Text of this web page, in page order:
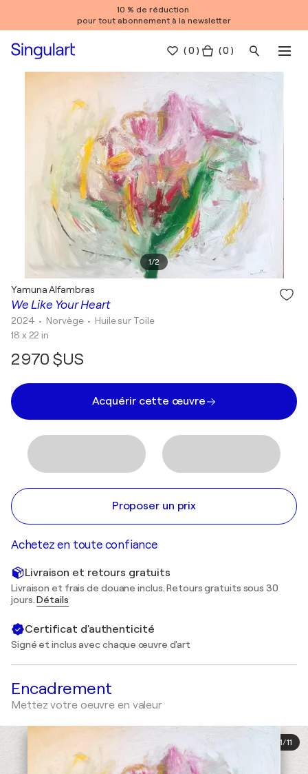
10 % de réduction
pour tout abonnement à la newsletter
(0 ) ( 0 )
1/2
We Like Your Heart
Yamuna Alfambras
2024 • Norvège • Huile sur Toile
18 x 22 in
2 970 $US
Acquérir cette œuvre
Proposer un prix
Achetez en toute confiance
Livraison et retours gratuits
Livraison et frais de douane inclus. Retours gratuits sous 30
jours.Détails
Certificat d'authenticité
Signé et inclus avec chaque œuvre d'art
Encadrement
Mettez votre oeuvre en valeur
1/11